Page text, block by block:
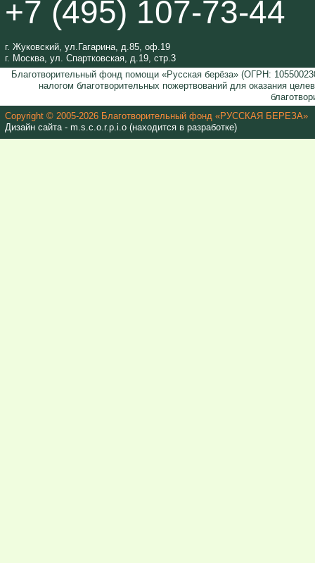
+7 (495) 107-73-44
г. Жуковский, ул.Гагарина, д.85, оф.19
г. Москва, ул. Спартковская, д.19, стр.3
Благотворительный фонд помощи «Русская берёза» (ОГРН:
налогом благотворительных пожертвований для оказания
Copyright © 2005-2026 Благотворительный фонд «РУССКАЯ БЕРЕЗА»
Дизайн сайта - m.s.c.o.r.p.i.o (находится в разработке)